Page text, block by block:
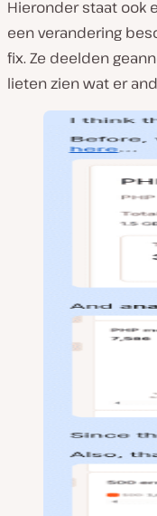
Hieronder staat ook
een verandering
fix. Ze deelden
lieten zien wat er